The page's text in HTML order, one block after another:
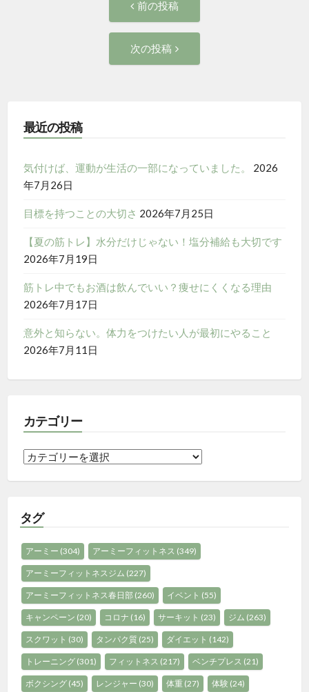
ゲ
ー
シ
ョ
ン
前の投稿
投
次の投稿
最近の投稿
気付けば、運動が生活の一部になっていました。
2026
年7月26日
目標を持つことの大切さ 2026年7月25日
【夏の筋トレ】水分だけじゃない！塩分補給も大切です
2026年7月19日
筋トレ中でもお酒は飲んでいい？痩せにくくなる理由
2026年7月17日
意外と知らない。体力をつけたい人が最初にやること
2026年7月11日
カテゴリー
カ
ー
タグ
アーミー (304) アーミーフィットネス (349)
アーミーフィットネスジム (227)
アーミーフィットネス春日部 (260) イベント (55)
キャンペーン (20) コロナ (16) サーキット (23) ジム (263)
スクワット (30) タンパク質 (25) ダイエット (142)
トレーニング (301) フィットネス (217) ベンチプレス (21)
ボクシング (45) レンジャー (30) 体重 (27) 体験 (24)